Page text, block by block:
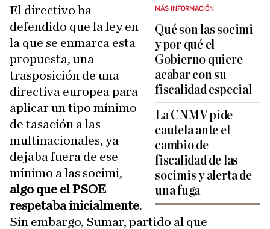
MÁS INFORMACIÓN
Qué son las socimi
y por qué el
Gobierno quiere
acabar con su
fiscalidad especial
La CNMV pide
cautela ante el
cambio de
fiscalidad de las
socimis y alerta de
una fuga
El directivo ha
defendido que la ley en
la que se enmarca esta
propuesta, una
trasposición de una
directiva europea para
aplicar un tipo mínimo
de tasación a las
multinacionales, ya
dejaba fuera de ese
mínimo a las socimi,
algo que el PSOE
respetaba inicialmente.
Sin embargo, Sumar, partido al que